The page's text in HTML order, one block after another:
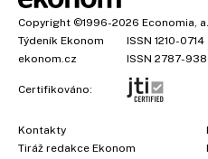
Copyright ©1996-2026 Economia,
Týdeník Ekonom
ISSN 1210-0714
ekonom.cz
ISSN 2787-
Certifikováno:
Kontakty
Tiráž redakce Ekonom